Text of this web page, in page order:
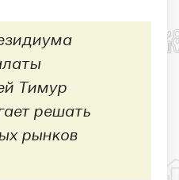
Тимур
решать
рынков